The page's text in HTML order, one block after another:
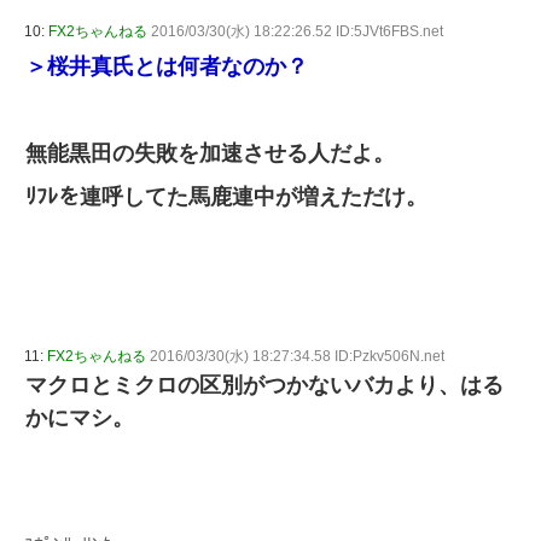
10: FX2ちゃんねる 2016/03/30(水) 18:22:26.52 ID:5JVt6FBS.net
＞桜井真氏とは何者なのか？
無能黒田の失敗を加速させる人だよ。
ﾘﾌﾚを連呼してた馬鹿連中が増えただけ。
11: FX2ちゃんねる 2016/03/30(水) 18:27:34.58 ID:Pzkv506N.net
マクロとミクロの区別がつかないバカより、はる
かにマシ。